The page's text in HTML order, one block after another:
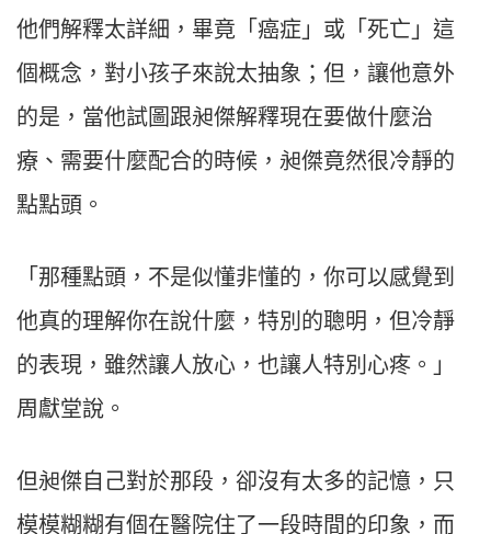
他們解釋太詳細，畢竟「癌症」或「死亡」這
個概念，對小孩子來說太抽象；但，讓他意外
的是，當他試圖跟昶傑解釋現在要做什麼治
療、需要什麼配合的時候，昶傑竟然很冷靜的
點點頭。
「那種點頭，不是似懂非懂的，你可以感覺到
他真的理解你在說什麼，特別的聰明，但冷靜
的表現，雖然讓人放心，也讓人特別心疼。」
周獻堂說。
但昶傑自己對於那段，卻沒有太多的記憶，只
模模糊糊有個在醫院住了一段時間的印象，而